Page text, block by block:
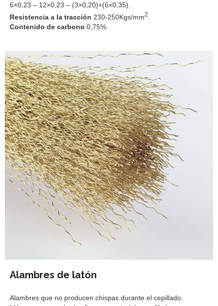
6×0,23 – 12×0,23 – (3×0,20)+(6×0,35).
Resistencia a la tracción 230-250Kgs/mm2
Contenido de carbono 0,75%.
Alambres de latón
Alambres que no producen chispas durante el cepillado.